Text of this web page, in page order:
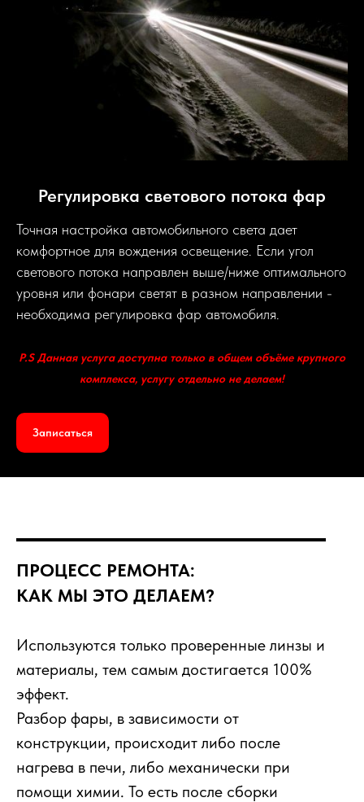
Регулировка светового потока фар
Точная настройка автомобильного света дает
комфортное для вождения освещение. Если угол
светового потока направлен выше/ниже оптимального
уровня или фонари светят в разном направлении -
необходима регулировка фар автомобиля.
P.S Данная услуга доступна только в общем объёме крупного
комплекса, услугу отдельно не делаем!
Записаться
ПРОЦЕСС РЕМОНТА:
КАК МЫ ЭТО ДЕЛАЕМ?
Используются только проверенные линзы и
материалы, тем самым достигается 100%
эффект.
Разбор фары, в зависимости от
конструкции, происходит либо после
нагрева в печи, либо механически при
помощи химии. То есть после сборки